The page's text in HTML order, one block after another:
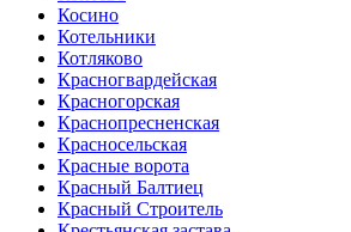
Косино
Котельники
Котляково
Красногвардейская
Красногорская
Краснопресненская
Красносельская
Красные ворота
Красный Балтиец
Красный Строитель